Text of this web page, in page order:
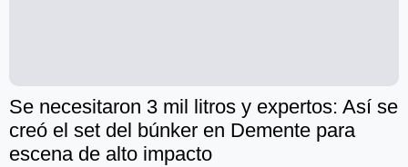
Se necesitaron 3 mil litros y expertos: Así se
creó el set del búnker en Demente para
escena de alto impacto